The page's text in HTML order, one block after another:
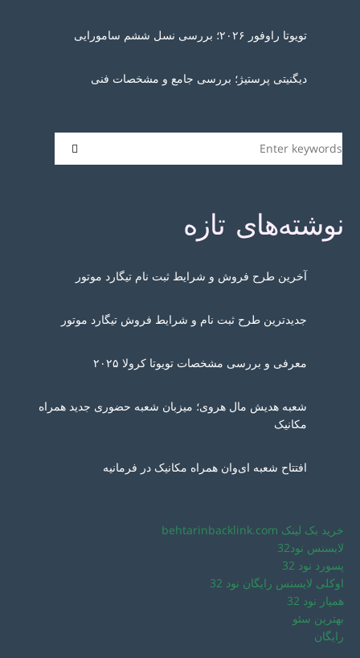
تویوتا راوفور ۲۰۲۶؛ بررسی نسل ششم سامورایی
دیگنیتی پرستیژ؛ بررسی جامع و مشخصات فنی
نوشته‌های تازه
آخرین طرح فروش و شرایط ثبت نام تیگارد موتور
جدیدترین طرح ثبت نام و شرایط فروش تیگارد موتور
معرفی و بررسی مشخصات تویوتا کرولا ۲۰۲۵
شعبه هدیش مال هروی؛ میزبان شعبه حضوری جدید همراه
مکانیک
افتتاح شعبه ای‌وان همراه مکانیک در فرمانیه
خرید بک لینک behtarinbacklink.com
لایسنس نود32
پسورد نود 32
اوکلی لایسنس رایگان نود 32
همیار نود 32
بهترین سئو
رایگان